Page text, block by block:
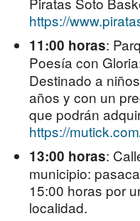
https://
11:00 horas:
Poesía con
Destinado a
años y con un
que podrán
https://
13:00 horas:
municipio:
15:00 horas por
localidad.